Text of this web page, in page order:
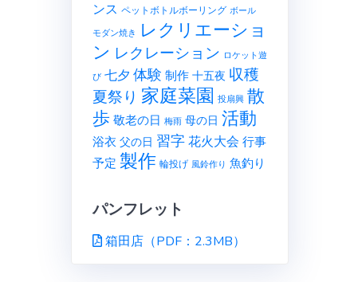
ンス ペットボトルボーリング ボール
モダン焼き レクリエーショ
ン レクレーション ロケット遊
び 七夕 体験 制作 十五夜 収穫
夏祭り 家庭菜園 投扇興 散
歩敬老の日 梅雨 母の日 活動
浴衣 父の日 習字花火大会 行事
予定 製作 輪投げ 風鈴作り 魚釣り
パンフレット
箱田店（PDF：2.3MB）